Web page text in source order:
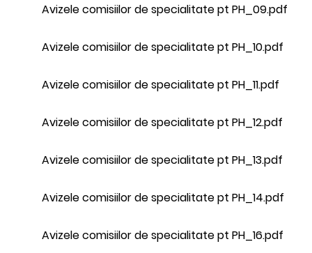
Avizele comisiilor de specialitate pt PH_09.pdf
Avizele comisiilor de specialitate pt PH_10.pdf
Avizele comisiilor de specialitate pt PH_11.pdf
Avizele comisiilor de specialitate pt PH_12.pdf
Avizele comisiilor de specialitate pt PH_13.pdf
Avizele comisiilor de specialitate pt PH_14.pdf
Avizele comisiilor de specialitate pt PH_16.pdf